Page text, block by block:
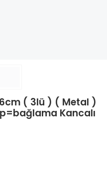
( 3lü ) ( Metal )
Kancalı